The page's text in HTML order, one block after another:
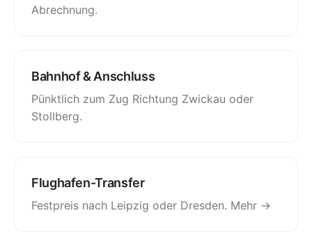
Abrechnung.
Bahnhof & Anschluss
Pünktlich zum Zug Richtung Zwickau oder
Stollberg.
Flughafen-Transfer
Festpreis nach Leipzig oder Dresden. Mehr →